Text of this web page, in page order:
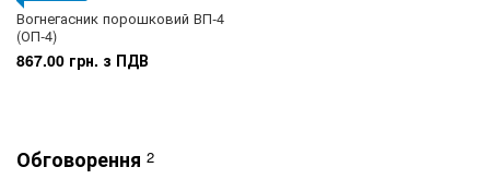
Вогнегасник порошковий ВП-4
(ОП-4)
867.00 грн. з ПДВ
Обговорення 2